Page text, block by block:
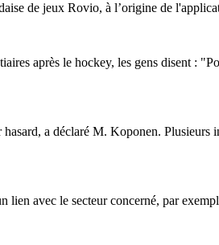
de jeux Rovio, à l’origine de
après le hockey, les gens disent :
hasard, a déclaré M. Koponen.
lien avec le secteur concerné, par